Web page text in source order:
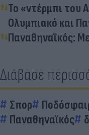
Το «ντέρμπι του
Ολυμπιακό και
Παναθηναϊκός:
Διάβασε
Σπορ
Παναθηναϊκός